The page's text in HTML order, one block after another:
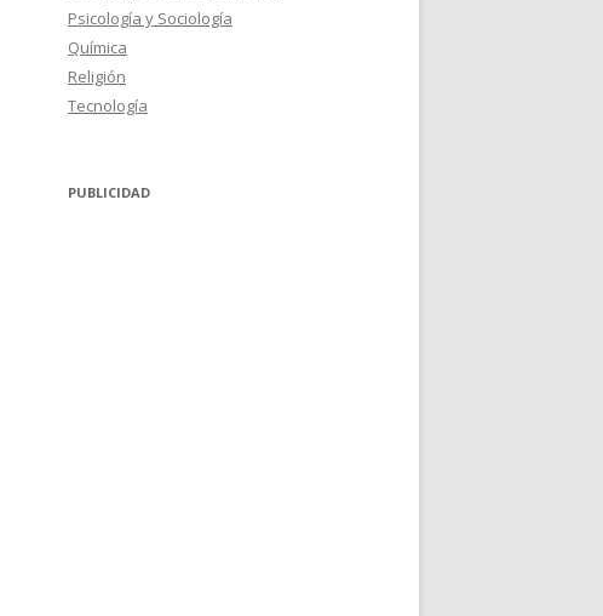
Psicología y Sociología
Química
Religión
Tecnología
PUBLICIDAD